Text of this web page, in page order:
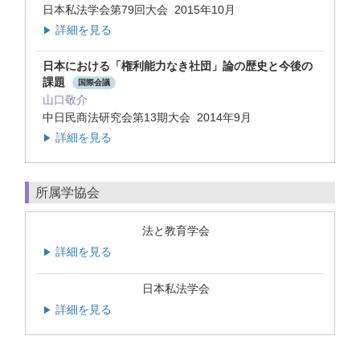
日本私法学会第79回大会 2015年10月
▶ 詳細を見る
日本における「権利能力なき社団」論の歴史と今後の
課題
国際会議
山口敬介
中日民商法研究会第13期大会 2014年9月
▶ 詳細を見る
所属学協会
法と教育学会
▶ 詳細を見る
日本私法学会
▶ 詳細を見る